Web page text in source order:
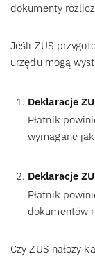
dokumenty
Jeśli ZUS
urzędu mogą
Deklaracje
Płatnik
wymagane
Deklaracje
Płatnik
dokumentów
Czy ZUS nałoży